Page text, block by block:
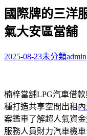
關
鍵
字:
國際牌的三洋
氣大安區當舖
2025-08-23未分類admin
楠梓當舖LPG汽車借
種打造共享空間出租
案鑑車了解超人氣資
服務人員財力汽車機